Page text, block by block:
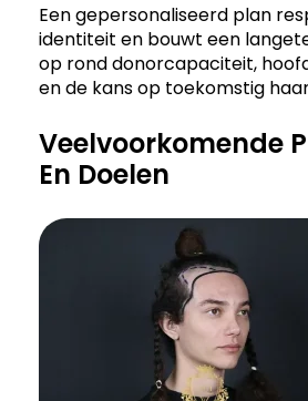
Een gepersonaliseerd plan
identiteit en bouwt een
op rond donorcapaciteit,
en de kans op toekomstig
Veelvoorkomende
En Doelen